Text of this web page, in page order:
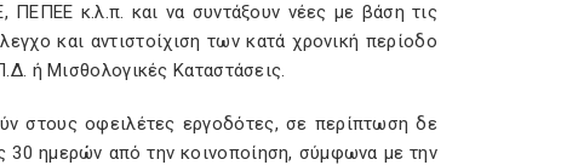
κ.λ.π. και να συντάξουν νέες με βάση τις
και αντιστοίχιση των κατά χρονική περίοδο
ή Μισθολογικές Καταστάσεις.
στους οφειλέτες εργοδότες, σε περίπτωση δε
30 ημερών από την κοινοποίηση, σύμφωνα με την